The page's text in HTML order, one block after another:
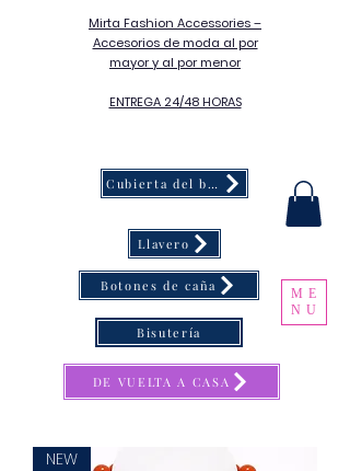
Mirta Fashion Accessories –
Accesorios de moda al por
mayor y al por menor
ENTREGA 24/48 HORAS
ME
NU
Cubierta del botón
Llavero
Botones de caña
DE VUELTA A CASA
Bisutería
NEW